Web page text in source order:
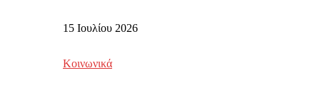
15 Ιουλίου 2026
Κοινωνικά